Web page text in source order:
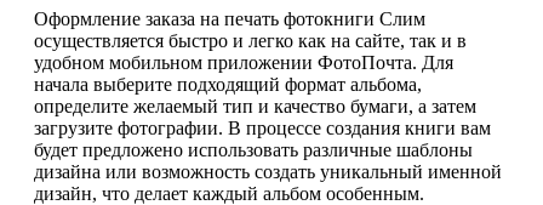
Оформление заказа на печать фотокниги Слим
осуществляется быстро и легко как на сайте, так и в
удобном мобильном приложении ФотоПочта. Для
начала выберите подходящий формат альбома,
определите желаемый тип и качество бумаги, а затем
загрузите фотографии. В процессе создания книги вам
будет предложено использовать различные шаблоны
дизайна или возможность создать уникальный именной
дизайн, что делает каждый альбом особенным.